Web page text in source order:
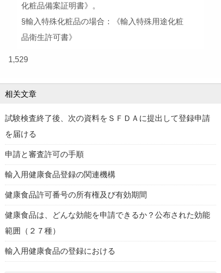
化粧品備案証明書》。
§輸入特殊化粧品の場合：《輸入特殊用途化粧
品衛生許可書》
1,529
相关文章
試験検査終了後、次の資料をＳＦＤＡに提出して登録申請
を届ける
申請と審査許可の手順
輸入用健康食品登録の関連機構
健康食品許可番号の所有権及び有効期間
健康食品は、どんな効能を申請できるか？公布された効能
範囲（２７種）
輸入用健康食品の登録における